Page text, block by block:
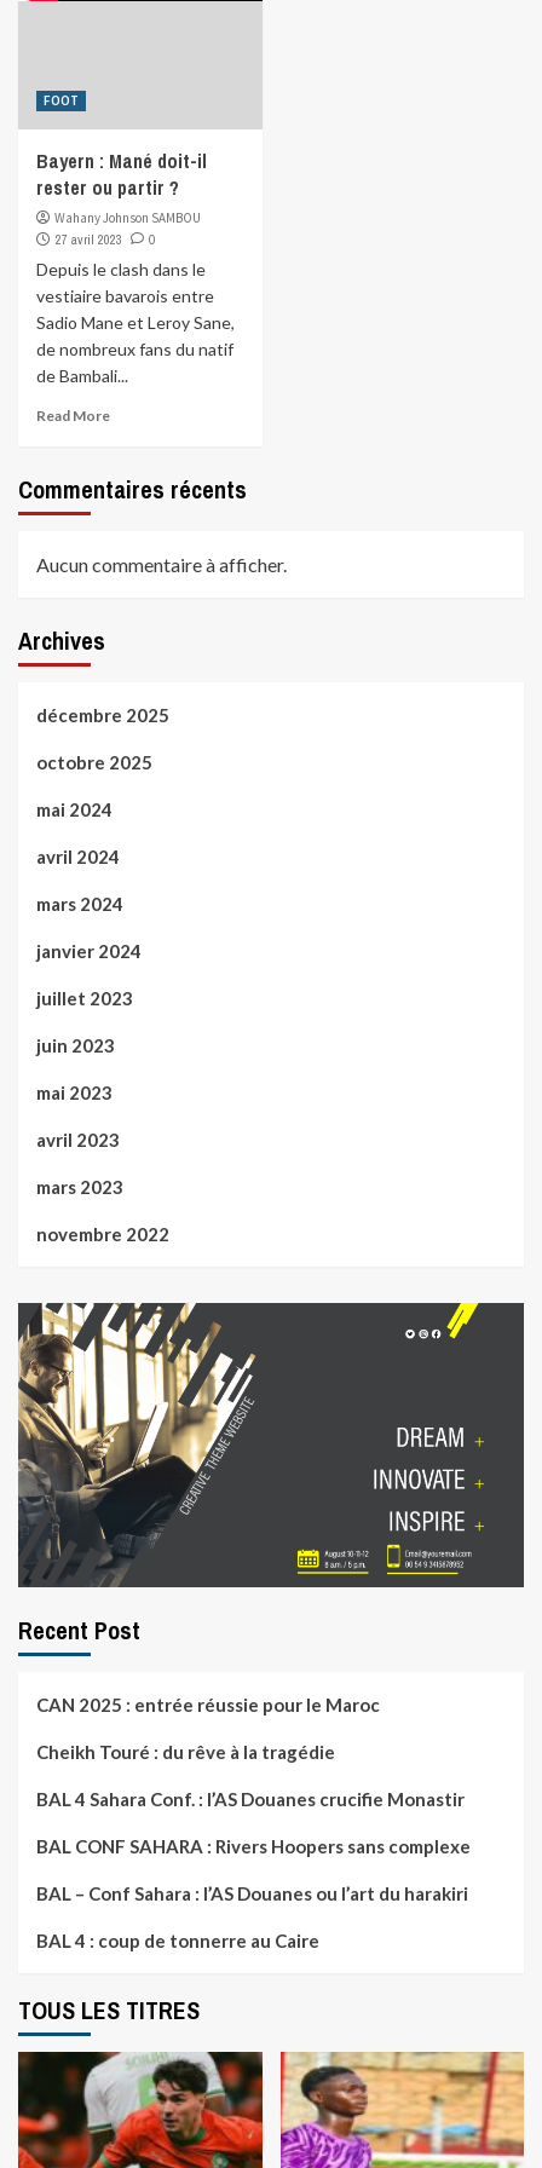
FOOT
Bayern : Mané doit-il
rester ou partir ?
Wahany Johnson SAMBOU
27 avril 2023
0
Depuis le clash dans le
vestiaire bavarois entre
Sadio Mane et Leroy Sane,
de nombreux fans du natif
de Bambali...
Read More
Commentaires récents
Aucun commentaire à afficher.
Archives
décembre 2025
octobre 2025
mai 2024
avril 2024
mars 2024
janvier 2024
juillet 2023
juin 2023
mai 2023
avril 2023
mars 2023
novembre 2022
Recent Post
CAN 2025 : entrée réussie pour le Maroc
Cheikh Touré : du rêve à la tragédie
BAL 4 Sahara Conf. : l’AS Douanes crucifie Monastir
BAL CONF SAHARA : Rivers Hoopers sans complexe
BAL – Conf Sahara : l’AS Douanes ou l’art du harakiri
BAL 4 : coup de tonnerre au Caire
TOUS LES TITRES